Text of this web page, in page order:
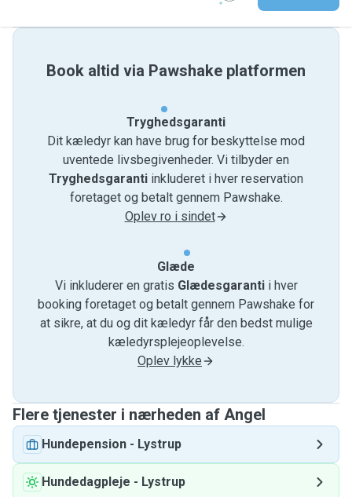
Book altid via Pawshake platformen
Tryghedsgaranti
Dit kæledyr kan have brug for beskyttelse mod
uventede livsbegivenheder. Vi tilbyder en
Tryghedsgaranti inkluderet i hver reservation
foretaget og betalt gennem Pawshake.
Oplev ro i sindet
Glæde
Vi inkluderer en gratis Glædesgarantii hver
booking foretaget og betalt gennem Pawshake for
at sikre, at du og dit kæledyr får den bedst mulige
kæledyrsplejeoplevelse.
Oplev lykke
Flere tjenester i nærheden af ​​Angel
Hundepension - Lystrup
Hundedagpleje - Lystrup